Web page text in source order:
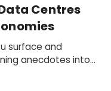
Centres
surface and
anecdotes into
direct, indirect,